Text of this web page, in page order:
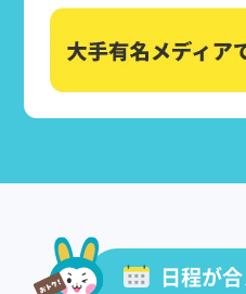
日程が